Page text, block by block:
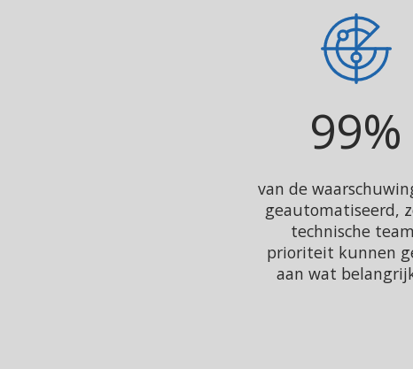
99%
van de
geautomatiseerd,
technische
prioriteit kunnen
aan wat